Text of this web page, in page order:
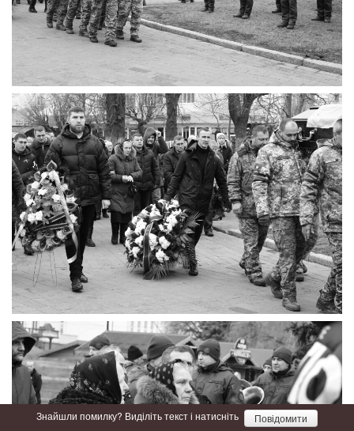
Знайшли помилку? Виділіть текст і натисніть Повідомити